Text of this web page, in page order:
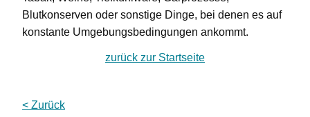
Blutkonserven oder sonstige Dinge, bei denen es auf
konstante Umgebungsbedingungen ankommt.
zurück zur Startseite
< Zurück